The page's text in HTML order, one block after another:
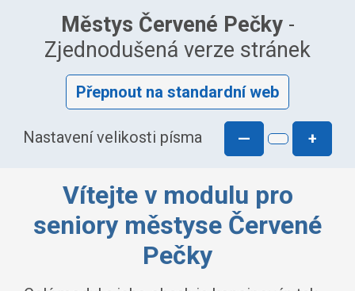
Městys Červené Pečky-
Zjednodušená verze stránek
Přepnout na standardní web
Nastavení velikosti písma — +
Vítejte v modulu pro
seniory městyse Červené
Pečky